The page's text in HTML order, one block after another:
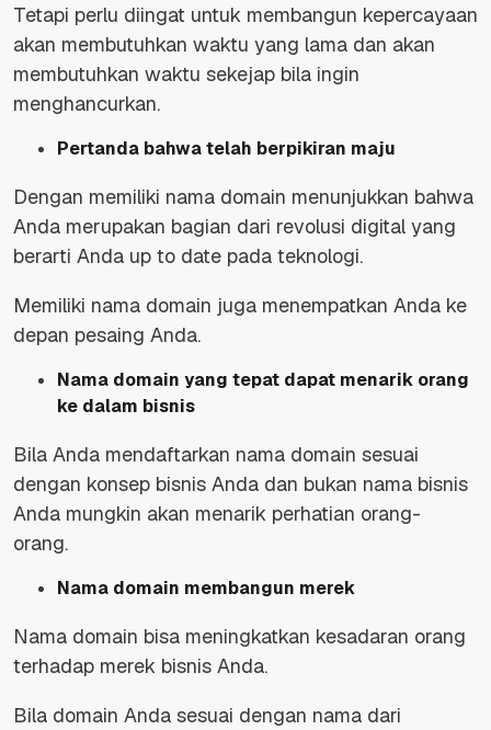
Tetapi perlu diingat untuk membangun kepercayaan
akan membutuhkan waktu yang lama dan akan
membutuhkan waktu sekejap bila ingin
menghancurkan.
Pertanda bahwa telah berpikiran maju
Dengan memiliki nama domain menunjukkan bahwa
Anda merupakan bagian dari revolusi digital yang
berarti Anda up to date pada teknologi.
Memiliki nama domain juga menempatkan Anda ke
depan pesaing Anda.
Nama domain yang tepat dapat menarik orang
ke dalam bisnis
Bila Anda mendaftarkan nama domain sesuai
dengan konsep bisnis Anda dan bukan nama bisnis
Anda mungkin akan menarik perhatian orang-
orang.
Nama domain membangun merek
Nama domain bisa meningkatkan kesadaran orang
terhadap merek bisnis Anda.
Bila domain Anda sesuai dengan nama dari